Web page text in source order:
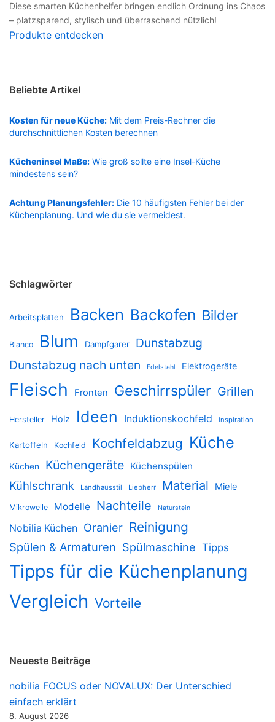
Diese smarten Küchenhelfer bringen endlich Ordnung ins Chaos
– platzsparend, stylisch und überraschend nützlich!
Produkte entdecken
Beliebte Artikel
Kosten für neue Küche: Mit dem Preis-Rechner die
durchschnittlichen Kosten berechnen
Kücheninsel Maße: Wie groß sollte eine Insel-Küche
mindestens sein?
Achtung Planungsfehler: Die 10 häufigsten Fehler bei der
Küchenplanung. Und wie du sie vermeidest.
Schlagwörter
Arbeitsplatten Backen Backofen Bilder
Blanco Blum Dampfgarer
Dunstabzug
Dunstabzug nach unten
Edelstahl Elektrogeräte
Fleisch Fronten Geschirrspüler Grillen
Hersteller Holz Ideen Induktionskochfeld inspiration
Kartoffeln Kochfeld Kochfeldabzug Küche
Küchen Küchengeräte Küchenspülen
Kühlschrank Landhausstil Liebherr Material Miele
Mikrowelle Modelle Nachteile Naturstein
Nobilia Küchen Oranier Reinigung
Spülen & Armaturen Spülmaschine Tipps
Tipps für die Küchenplanung
Vergleich Vorteile
Neueste Beiträge
nobilia FOCUS oder NOVALUX: Der Unterschied
einfach erklärt
8. August 2026